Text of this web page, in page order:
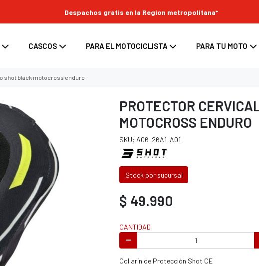
Despachos gratis en la Region metropolitana*
CASCOS
casco
PARA EL MOTOCICLISTA
enduro
/ enduro
/ enduro
PARA TU MOTO
moto
para moto
Maletas laterales para moto
Bolsos y Alforjas para moto
shot black motocross enduro
PROTECTOR
MOTOCROSS ENDURO
SKU: A06-26A1-A01
Stock por sucursal
$ 49.990
CANTIDAD
Collarín de Protección Shot CE